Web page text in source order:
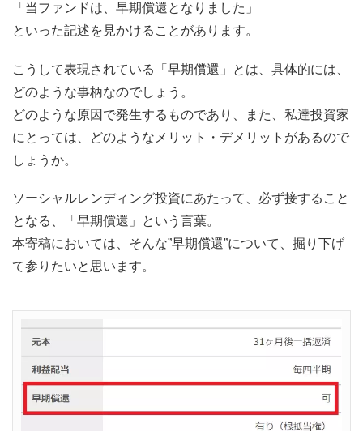
「当ファンドは、早期償還となりました」
といった記述を見かけることがあります。
こうして表現されている「早期償還」とは、具体的には、
どのような事柄なのでしょう。
どのような原因で発生するものであり、また、私達投資家
にとっては、どのようなメリット・デメリットがあるので
しょうか。
ソーシャルレンディング投資にあたって、必ず接すること
となる、「早期償還」という言葉。
本寄稿においては、そんな”早期償還”について、掘り下げ
て参りたいと思います。